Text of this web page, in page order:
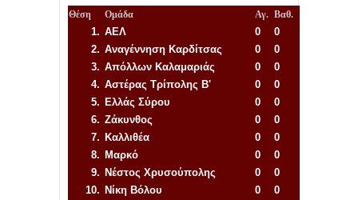
Θέση Ομάδα Αγ. Βαθ.
1. ΑΕΛ 0
0
2. Αναγέννηση Καρδίτσας 0
0
3. Απόλλων Καλαμαριάς 0
0
4. Αστέρας Τρίπολης Β' 0
0
5. Ελλάς Σύρου 0
0
6. Ζάκυνθος 0
0
7. Καλλιθέα 0
0
8. Μαρκό 0
0
9. Νέστος Χρυσούπολης 0
0
10. Νίκη Βόλου 0
0